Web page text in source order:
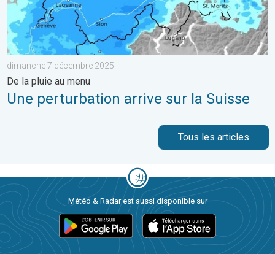
dimanche 7 décembre 2025
De la pluie au menu
Une perturbation arrive sur la Suisse
Tous les articles
Météo & Radar est aussi disponible sur